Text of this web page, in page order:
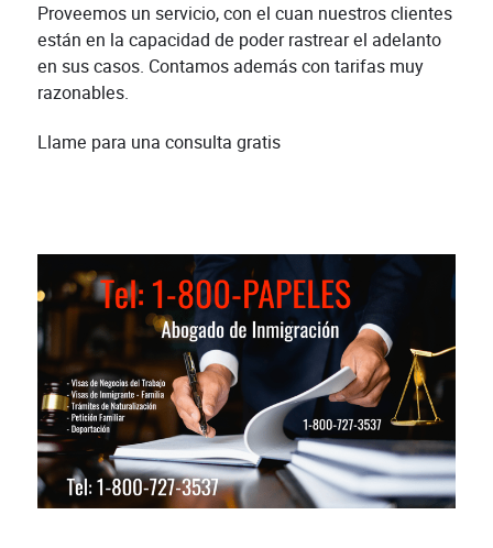
Proveemos un servicio, con el cuan nuestros clientes
están en la capacidad de poder rastrear el adelanto
en sus casos. Contamos además con tarifas muy
razonables.
Llame para una consulta gratis